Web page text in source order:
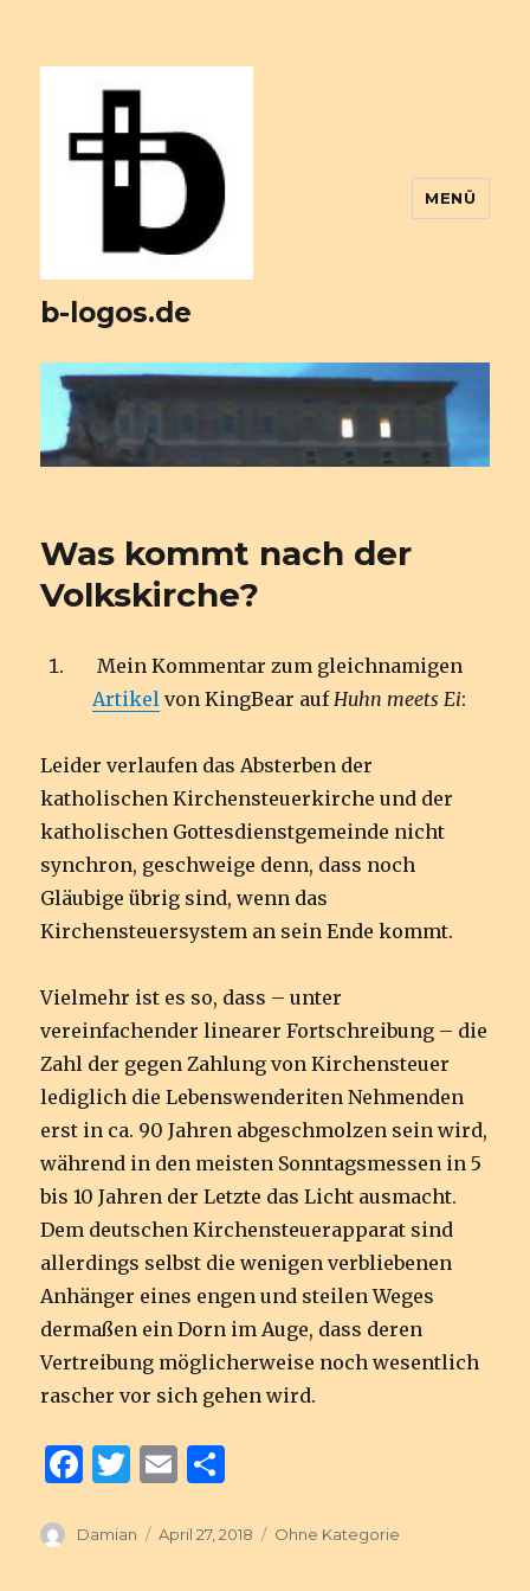
b-logos.de
MENÜ
Was kommt nach der
Volkskirche?
Mein Kommentar zum gleichnamigen
Artikel von KingBear aufHuhn meets Ei:
Leider verlaufen das Absterben der
katholischen Kirchensteuerkirche und der
katholischen Gottesdienstgemeinde nicht
synchron, geschweige denn, dass noch
Gläubige übrig sind, wenn das
Kirchensteuersystem an sein Ende kommt.
Vielmehr ist es so, dass – unter
vereinfachender linearer Fortschreibung – die
Zahl der gegen Zahlung von Kirchensteuer
lediglich die Lebenswenderiten Nehmenden
erst in ca. 90 Jahren abgeschmolzen sein wird,
während in den meisten Sonntagsmessen in 5
bis 10 Jahren der Letzte das Licht ausmacht.
Dem deutschen Kirchensteuerapparat sind
allerdings selbst die wenigen verbliebenen
Anhänger eines engen und steilen Weges
dermaßen ein Dorn im Auge, dass deren
Vertreibung möglicherweise noch wesentlich
rascher vor sich gehen wird.
F
c
T
it
E
ai le
Autor
Damian
Veröffentlicht
April 27, 2018 Kategorien
Ohne Kategorie